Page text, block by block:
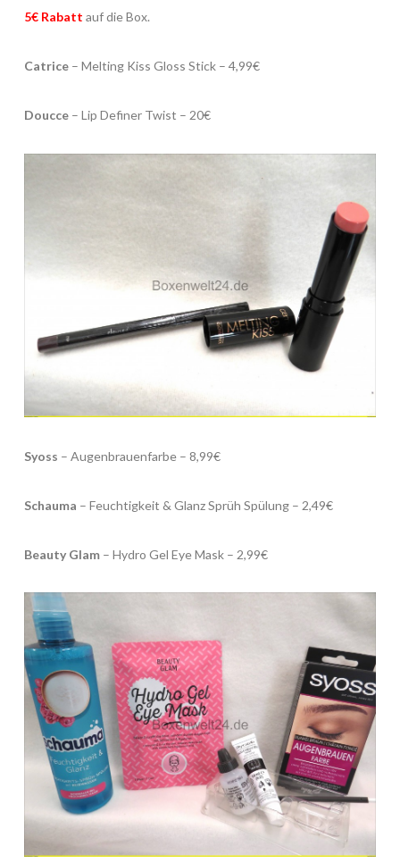
5€ Rabatt auf die Box.
Catrice– Melting Kiss Gloss Stick – 4,99€
Doucce– Lip Definer Twist – 20€
Syoss – Augenbrauenfarbe – 8,99€
Schauma – Feuchtigkeit & Glanz Sprüh Spülung – 2,49€
Beauty Glam– Hydro Gel Eye Mask – 2,99€